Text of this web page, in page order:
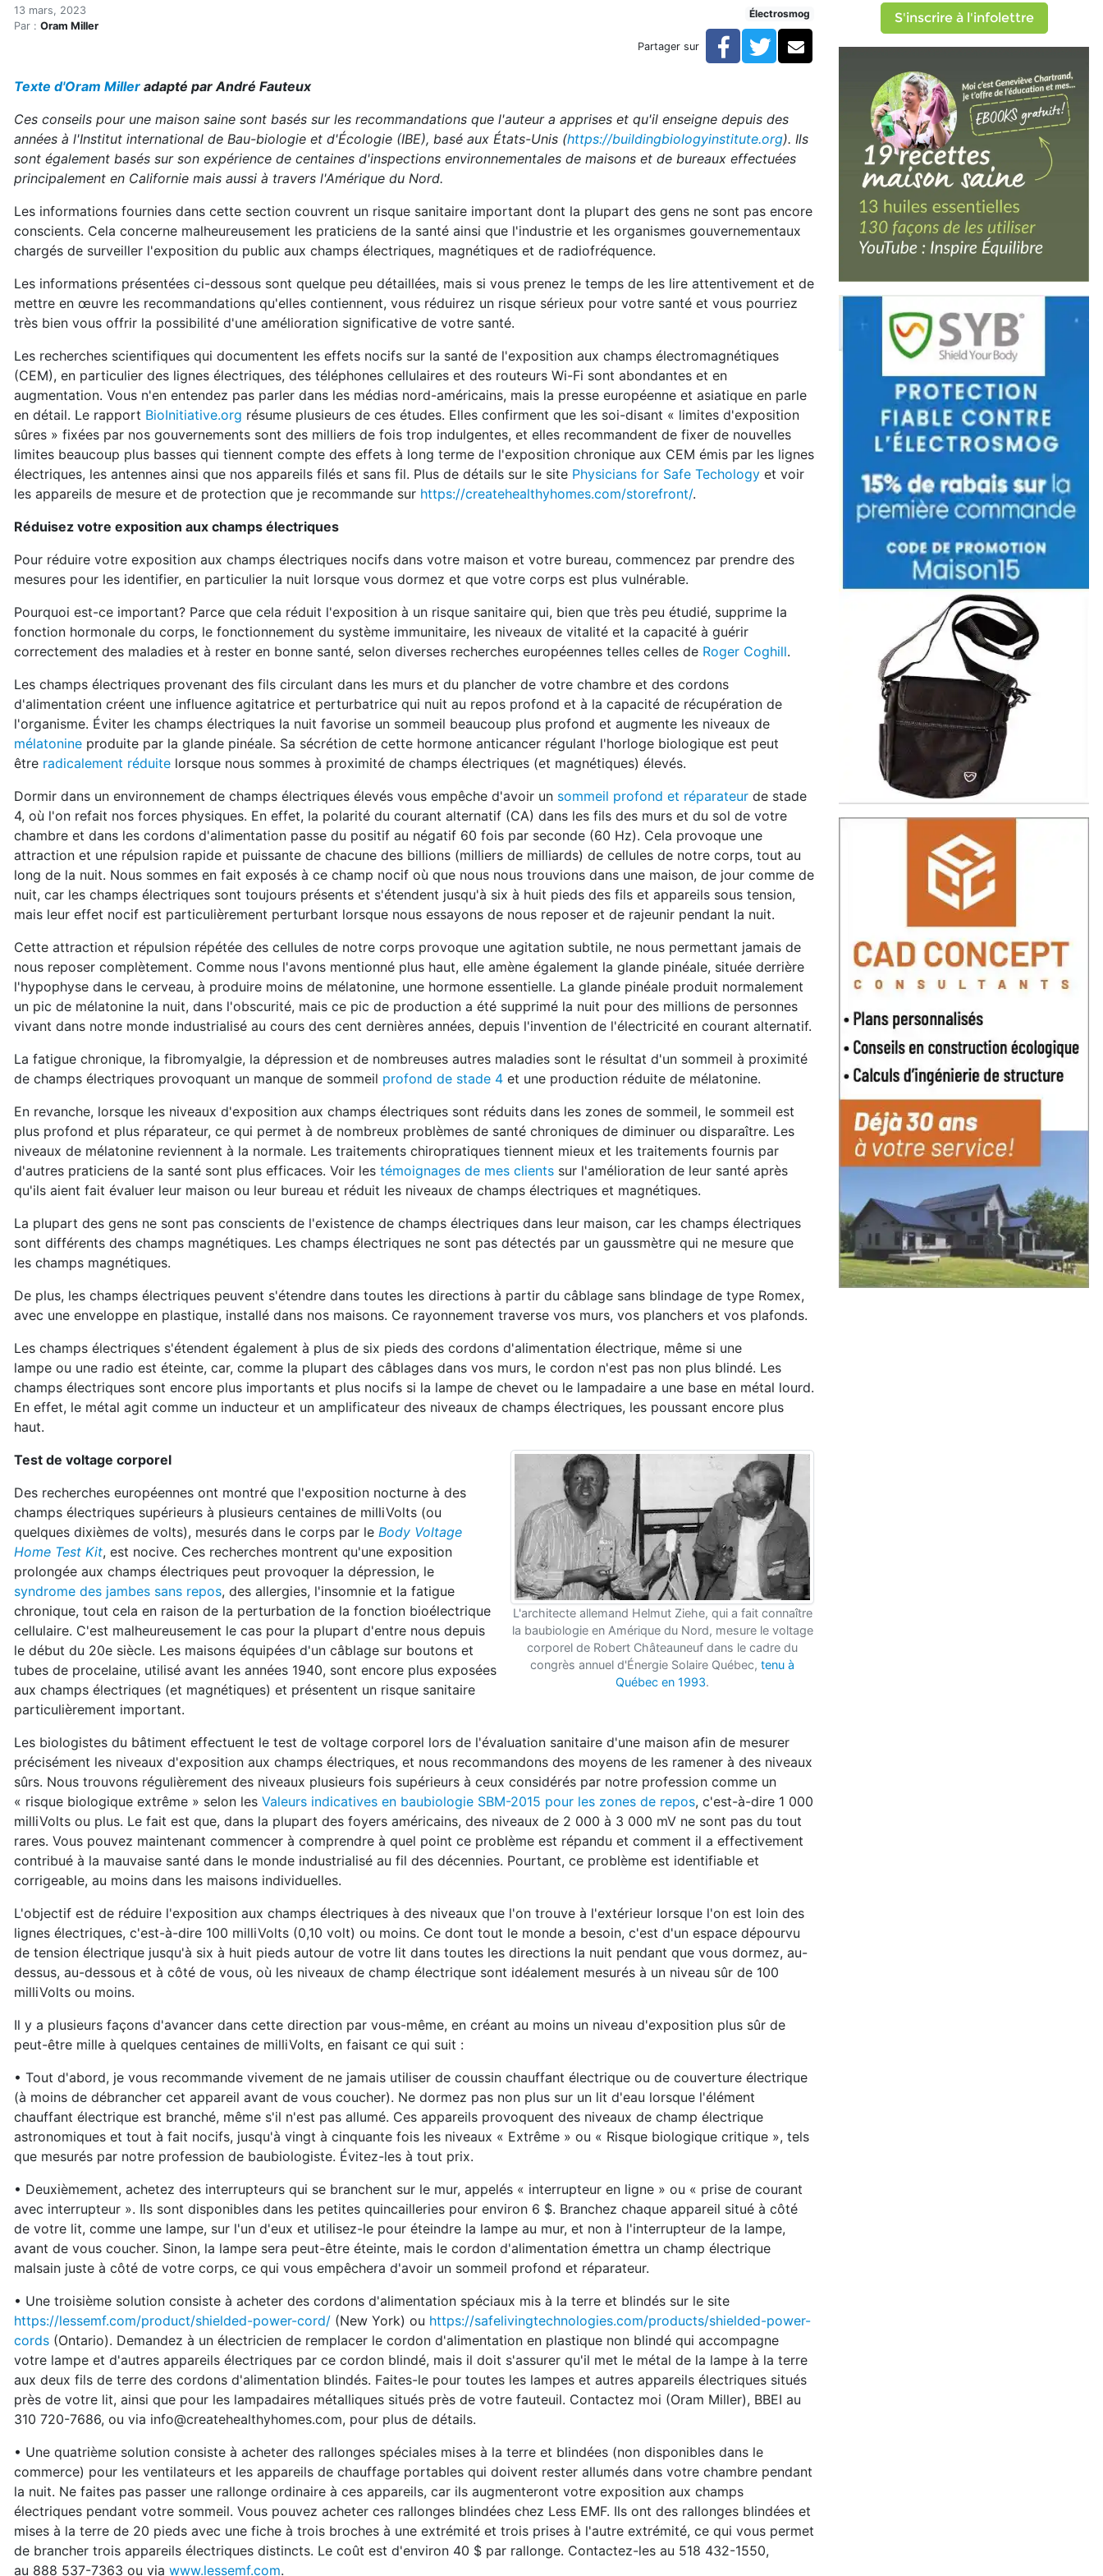
Accueil
Articles
Comment réduire votre exposition aux champs électomagnétiques
13 mars, 2023
Par : Oram Miller
Électrosmog
Partager sur Facebook
TwitterCourriel
Texte d'Oram Miller adapté par André Fauteux
Ces conseils pour une maison saine sont basés sur les recommandations que l'auteur a apprises et qu'il enseigne depuis des
années à l'Institut international de Bau-biologie et d'Écologie (IBE), basé aux États-Unis (https://buildingbiologyinstitute.org). Ils
sont également basés sur son expérience de centaines d'inspections environnementales de maisons et de bureaux effectuées
principalement en Californie mais aussi à travers l'Amérique du Nord.
Les informations fournies dans cette section couvrent un risque sanitaire important dont la plupart des gens ne sont pas encore
conscients. Cela concerne malheureusement les praticiens de la santé ainsi que l'industrie et les organismes gouvernementaux
chargés de surveiller l'exposition du public aux champs électriques, magnétiques et de radiofréquence.
Les informations présentées ci-dessous sont quelque peu détaillées, mais si vous prenez le temps de les lire attentivement et de
mettre en œuvre les recommandations qu'elles contiennent, vous réduirez un risque sérieux pour votre santé et vous pourriez
très bien vous offrir la possibilité d'une amélioration significative de votre santé.
Les recherches scientifiques qui documentent les effets nocifs sur la santé de l'exposition aux champs électromagnétiques
(CEM), en particulier des lignes électriques, des téléphones cellulaires et des routeurs Wi-Fi sont abondantes et en
augmentation. Vous n'en entendez pas parler dans les médias nord-américains, mais la presse européenne et asiatique en parle
en détail. Le rapport BioInitiative.org résume plusieurs de ces études. Elles confirment que les soi-disant « limites d'exposition
sûres » fixées par nos gouvernements sont des milliers de fois trop indulgentes, et elles recommandent de fixer de nouvelles
limites beaucoup plus basses qui tiennent compte des effets à long terme de l'exposition chronique aux CEM émis par les lignes
électriques, les antennes ainsi que nos appareils filés et sans fil. Plus de détails sur le site Physicians for Safe Techology et voir
les appareils de mesure et de protection que je recommande sur https://createhealthyhomes.com/storefront/.
Réduisez votre exposition aux champs électriques
Pour réduire votre exposition aux champs électriques nocifs dans votre maison et votre bureau, commencez par prendre des
mesures pour les identifier, en particulier la nuit lorsque vous dormez et que votre corps est plus vulnérable.
Pourquoi est-ce important? Parce que cela réduit l'exposition à un risque sanitaire qui, bien que très peu étudié, supprime la
fonction hormonale du corps, le fonctionnement du système immunitaire, les niveaux de vitalité et la capacité à guérir
correctement des maladies et à rester en bonne santé, selon diverses recherches européennes telles celles de Roger Coghill.
Les champs électriques provenant des fils circulant dans les murs et du plancher de votre chambre et des cordons
d'alimentation créent une influence agitatrice et perturbatrice qui nuit au repos profond et à la capacité de récupération de
l'organisme. Éviter les champs électriques la nuit favorise un sommeil beaucoup plus profond et augmente les niveaux de
mélatonine produite par la glande pinéale. Sa sécrétion de cette hormone anticancer régulant l'horloge biologique est peut
être radicalement réduite lorsque nous sommes à proximité de champs électriques (et magnétiques) élevés.
Dormir dans un environnement de champs électriques élevés vous empêche d'avoir un sommeil profond et réparateur de stade
4, où l'on refait nos forces physiques. En effet, la polarité du courant alternatif (CA) dans les fils des murs et du sol de votre
chambre et dans les cordons d'alimentation passe du positif au négatif 60 fois par seconde (60 Hz). Cela provoque une
attraction et une répulsion rapide et puissante de chacune des billions (milliers de milliards) de cellules de notre corps, tout au
long de la nuit. Nous sommes en fait exposés à ce champ nocif où que nous nous trouvions dans une maison, de jour comme de
nuit, car les champs électriques sont toujours présents et s'étendent jusqu'à six à huit pieds des fils et appareils sous tension,
mais leur effet nocif est particulièrement perturbant lorsque nous essayons de nous reposer et de rajeunir pendant la nuit.
Cette attraction et répulsion répétée des cellules de notre corps provoque une agitation subtile, ne nous permettant jamais de
nous reposer complètement. Comme nous l'avons mentionné plus haut, elle amène également la glande pinéale, située derrière
l'hypophyse dans le cerveau, à produire moins de mélatonine, une hormone essentielle. La glande pinéale produit normalement
un pic de mélatonine la nuit, dans l'obscurité, mais ce pic de production a été supprimé la nuit pour des millions de personnes
vivant dans notre monde industrialisé au cours des cent dernières années, depuis l'invention de l'électricité en courant alternatif.
La fatigue chronique, la fibromyalgie, la dépression et de nombreuses autres maladies sont le résultat d'un sommeil à proximité
de champs électriques provoquant un manque de sommeil profond de stade 4 et une production réduite de mélatonine.
En revanche, lorsque les niveaux d'exposition aux champs électriques sont réduits dans les zones de sommeil, le sommeil est
plus profond et plus réparateur, ce qui permet à de nombreux problèmes de santé chroniques de diminuer ou disparaître. Les
niveaux de mélatonine reviennent à la normale. Les traitements chiropratiques tiennent mieux et les traitements fournis par
d'autres praticiens de la santé sont plus efficaces. Voir les témoignages de mes clients sur l'amélioration de leur santé après
qu'ils aient fait évaluer leur maison ou leur bureau et réduit les niveaux de champs électriques et magnétiques.
La plupart des gens ne sont pas conscients de l'existence de champs électriques dans leur maison, car les champs électriques
sont différents des champs magnétiques. Les champs électriques ne sont pas détectés par un gaussmètre qui ne mesure que
les champs magnétiques.
De plus, les champs électriques peuvent s'étendre dans toutes les directions à partir du câblage sans blindage de type Romex,
avec une enveloppe en plastique, installé dans nos maisons. Ce rayonnement traverse vos murs, vos planchers et vos plafonds.
Les champs électriques s'étendent également à plus de six pieds des cordons d'alimentation électrique, même si une
lampe ou une radio est éteinte, car, comme la plupart des câblages dans vos murs, le cordon n'est pas non plus blindé. Les
champs électriques sont encore plus importants et plus nocifs si la lampe de chevet ou le lampadaire a une base en métal lourd.
En effet, le métal agit comme un inducteur et un amplificateur des niveaux de champs électriques, les poussant encore plus
haut.
L'architecte allemand Helmut Ziehe, qui a fait connaître
la baubiologie en Amérique du Nord, mesure le voltage
corporel de Robert Châteauneuf dans le cadre du
congrès annuel d'Énergie Solaire Québec, tenu à
Québec en 1993.
Test de voltage corporel
Des recherches européennes ont montré que l'exposition nocturne à des
champs électriques supérieurs à plusieurs centaines de milliVolts (ou
quelques dixièmes de volts), mesurés dans le corps par le Body Voltage
Home Test Kit, est nocive. Ces recherches montrent qu'une exposition
prolongée aux champs électriques peut provoquer la dépression, le
syndrome des jambes sans repos, des allergies, l'insomnie et la fatigue
chronique, tout cela en raison de la perturbation de la fonction bioélectrique
cellulaire. C'est malheureusement le cas pour la plupart d'entre nous depuis
le début du 20e siècle. Les maisons équipées d'un câblage sur boutons et
tubes de procelaine, utilisé avant les années 1940, sont encore plus exposées
aux champs électriques (et magnétiques) et présentent un risque sanitaire
particulièrement important.
Les biologistes du bâtiment effectuent le test de voltage corporel lors de l'évaluation sanitaire d'une maison afin de mesurer
précisément les niveaux d'exposition aux champs électriques, et nous recommandons des moyens de les ramener à des niveaux
sûrs. Nous trouvons régulièrement des niveaux plusieurs fois supérieurs à ceux considérés par notre profession comme un
« risque biologique extrême » selon les Valeurs indicatives en baubiologie SBM-2015 pour les zones de repos, c'est-à-dire 1 000
milliVolts ou plus. Le fait est que, dans la plupart des foyers américains, des niveaux de 2 000 à 3 000 mV ne sont pas du tout
rares. Vous pouvez maintenant commencer à comprendre à quel point ce problème est répandu et comment il a effectivement
contribué à la mauvaise santé dans le monde industrialisé au fil des décennies. Pourtant, ce problème est identifiable et
corrigeable, au moins dans les maisons individuelles.
L'objectif est de réduire l'exposition aux champs électriques à des niveaux que l'on trouve à l'extérieur lorsque l'on est loin des
lignes électriques, c'est-à-dire 100 milliVolts (0,10 volt) ou moins. Ce dont tout le monde a besoin, c'est d'un espace dépourvu
de tension électrique jusqu'à six à huit pieds autour de votre lit dans toutes les directions la nuit pendant que vous dormez, au-
dessus, au-dessous et à côté de vous, où les niveaux de champ électrique sont idéalement mesurés à un niveau sûr de 100
milliVolts ou moins.
Il y a plusieurs façons d'avancer dans cette direction par vous-même, en créant au moins un niveau d'exposition plus sûr de
peut-être mille à quelques centaines de milliVolts, en faisant ce qui suit :
• Tout d'abord, je vous recommande vivement de ne jamais utiliser de coussin chauffant électrique ou de couverture électrique
(à moins de débrancher cet appareil avant de vous coucher). Ne dormez pas non plus sur un lit d'eau lorsque l'élément
chauffant électrique est branché, même s'il n'est pas allumé. Ces appareils provoquent des niveaux de champ électrique
astronomiques et tout à fait nocifs, jusqu'à vingt à cinquante fois les niveaux « Extrême » ou « Risque biologique critique », tels
que mesurés par notre profession de baubiologiste. Évitez-les à tout prix.
• Deuxièmement, achetez des interrupteurs qui se branchent sur le mur, appelés « interrupteur en ligne » ou « prise de courant
avec interrupteur ». Ils sont disponibles dans les petites quincailleries pour environ 6 $. Branchez chaque appareil situé à côté
de votre lit, comme une lampe, sur l'un d'eux et utilisez-le pour éteindre la lampe au mur, et non à l'interrupteur de la lampe,
avant de vous coucher. Sinon, la lampe sera peut-être éteinte, mais le cordon d'alimentation émettra un champ électrique
malsain juste à côté de votre corps, ce qui vous empêchera d'avoir un sommeil profond et réparateur.
• Une troisième solution consiste à acheter des cordons d'alimentation spéciaux mis à la terre et blindés sur le site
https://lessemf.com/product/shielded-power-cord/ (New York) ou https://safelivingtechnologies.com/products/shielded-power-
cords (Ontario). Demandez à un électricien de remplacer le cordon d'alimentation en plastique non blindé qui accompagne
votre lampe et d'autres appareils électriques par ce cordon blindé, mais il doit s'assurer qu'il met le métal de la lampe à la terre
aux deux fils de terre des cordons d'alimentation blindés. Faites-le pour toutes les lampes et autres appareils électriques situés
près de votre lit, ainsi que pour les lampadaires métalliques situés près de votre fauteuil. Contactez moi (Oram Miller), BBEI au
310 720-7686, ou via info@createhealthyhomes.com, pour plus de détails.
• Une quatrième solution consiste à acheter des rallonges spéciales mises à la terre et blindées (non disponibles dans le
commerce) pour les ventilateurs et les appareils de chauffage portables qui doivent rester allumés dans votre chambre pendant
la nuit. Ne faites pas passer une rallonge ordinaire à ces appareils, car ils augmenteront votre exposition aux champs
électriques pendant votre sommeil. Vous pouvez acheter ces rallonges blindées chez Less EMF. Ils ont des rallonges blindées et
mises à la terre de 20 pieds avec une fiche à trois broches à une extrémité et trois prises à l'autre extrémité, ce qui vous permet
de brancher trois appareils électriques distincts. Le coût est d'environ 40 $ par rallonge. Contactez-les au 518 432-1550,
au 888 537-7363 ou via www.lessemf.com.
S'inscrire à l'infolettre